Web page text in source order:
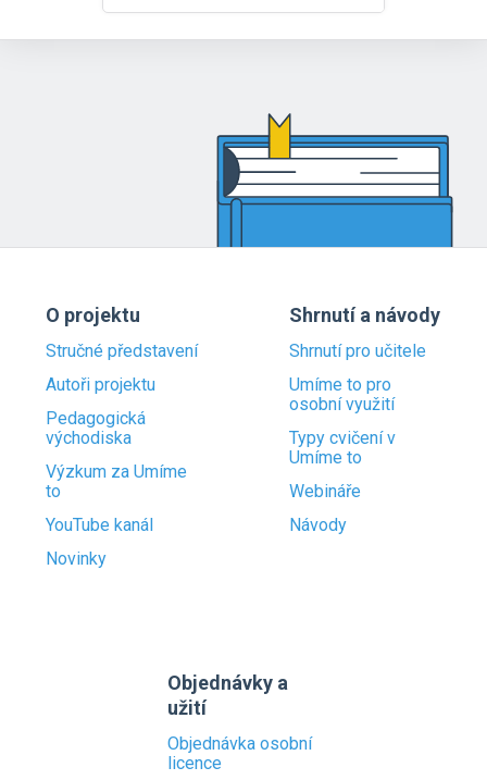
O projektu
Stručné představení
Autoři projektu
Pedagogická
východiska
Výzkum za Umíme
to
YouTube kanál
Novinky
Shrnutí a návody
Shrnutí pro učitele
Umíme to pro
osobní využití
Typy cvičení v
Umíme to
Webináře
Návody
Objednávky a
užití
Objednávka osobní
licence